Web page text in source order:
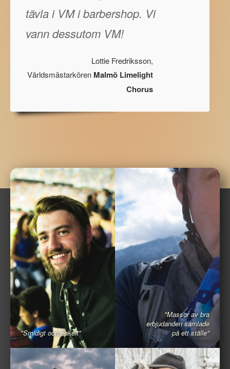
tävla i VM i barbershop. Vi
vann dessutom VM!
Lottie Fredriksson,
Världsmästarkören Malmö Limelight
Chorus
"Smidigt och enkelt"
"Massor av bra
erbjudanden samlade
på ett ställe"